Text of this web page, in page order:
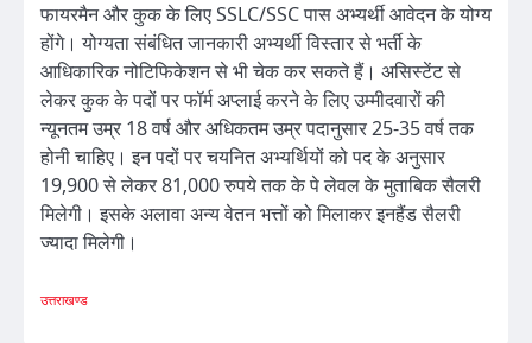
फायरमैन और कुक के लिए SSLC/SSC पास अभ्यर्थी आवेदन के योग्य
होंगे। योग्यता संबंधित जानकारी अभ्यर्थी विस्तार से भर्ती के
आधिकारिक नोटिफिकेशन से भी चेक कर सकते हैं। असिस्टेंट से
लेकर कुक के पदों पर फॉर्म अप्लाई करने के लिए उम्मीदवारों की
न्यूनतम उम्र 18 वर्ष और अधिकतम उम्र पदानुसार 25-35 वर्ष तक
होनी चाहिए। इन पदों पर चयनित अभ्यर्थियों को पद के अनुसार
19,900 से लेकर 81,000 रुपये तक के पे लेवल के मुताबिक सैलरी
मिलेगी। इसके अलावा अन्य वेतन भत्तों को मिलाकर इनहैंड सैलरी
ज्यादा मिलेगी।
उत्तराखण्ड